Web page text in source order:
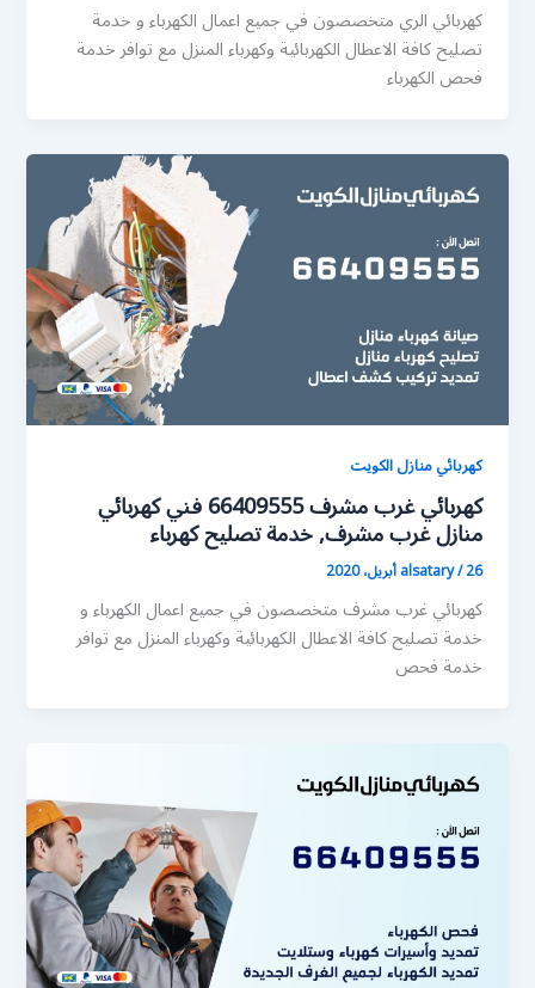
كهربائي الري متخصصون في جميع اعمال الكهرباء و خدمة
تصليح كافة الاعطال الكهربائية وكهرباء المنزل مع توافر خدمة
فحص الكهرباء
كهربائي منازل الكويت
كهربائي غرب مشرف 66409555 فني كهربائي
منازل غرب مشرف, خدمة تصليح كهرباء
alsatary/26 أبريل، 2020
كهربائي غرب مشرف متخصصون في جميع اعمال الكهرباء و
خدمة تصليح كافة الاعطال الكهربائية وكهرباء المنزل مع توافر
خدمة فحص